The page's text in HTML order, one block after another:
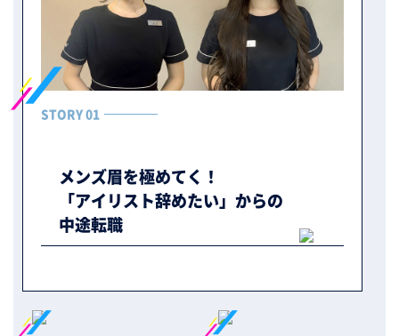
STORY 01
メンズ眉を極めてく！
「アイリスト辞めたい」からの
中途転職